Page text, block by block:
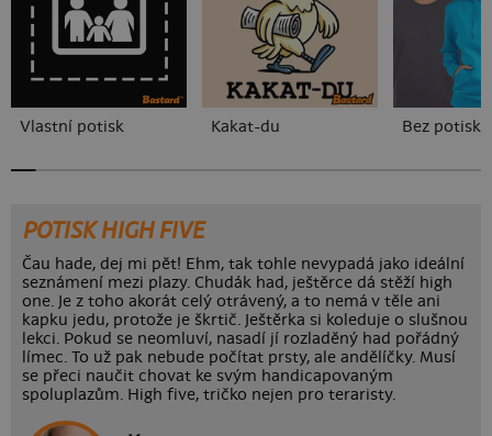
Vlastní potisk Kakat-du Bez potisku
POTISK HIGH FIVE
Čau hade, dej mi pět! Ehm, tak tohle nevypadá jako ideální
seznámení mezi plazy. Chudák had, ještěrce dá stěží high
one. Je z toho akorát celý otrávený, a to nemá v těle ani
kapku jedu, protože je škrtič. Ještěrka si koleduje o slušnou
lekci. Pokud se neomluví, nasadí jí rozladěný had pořádný
límec. To už pak nebude počítat prsty, ale andělíčky. Musí
se přeci naučit chovat ke svým handicapovaným
spoluplazům. High five, tričko nejen pro teraristy.